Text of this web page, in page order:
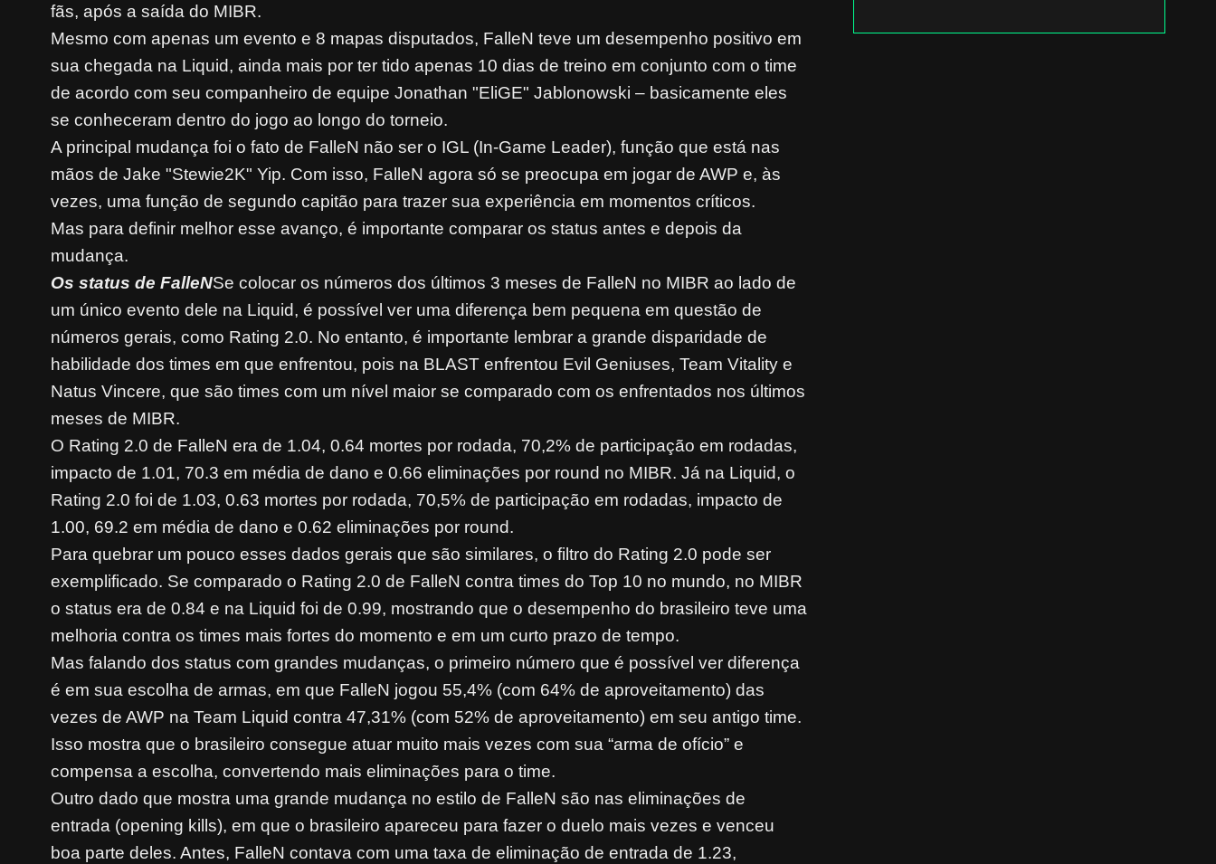
fãs, após a saída do MIBR.
Mesmo com apenas um evento e 8 mapas disputados, FalleN teve um desempenho positivo em
sua chegada na Liquid, ainda mais por ter tido apenas 10 dias de treino em conjunto com o time
de acordo com seu companheiro de equipe Jonathan "EliGE" Jablonowski – basicamente eles
se conheceram dentro do jogo ao longo do torneio.
A principal mudança foi o fato de FalleN não ser o IGL (In-Game Leader), função que está nas
mãos de Jake "Stewie2K" Yip. Com isso, FalleN agora só se preocupa em jogar de AWP e, às
vezes, uma função de segundo capitão para trazer sua experiência em momentos críticos.
Mas para definir melhor esse avanço, é importante comparar os status antes e depois da
mudança.
Os status de FalleNSe colocar os números dos últimos 3 meses de FalleN no MIBR ao lado de
um único evento dele na Liquid, é possível ver uma diferença bem pequena em questão de
números gerais, como Rating 2.0. No entanto, é importante lembrar a grande disparidade de
habilidade dos times em que enfrentou, pois na BLAST enfrentou Evil Geniuses, Team Vitality e
Natus Vincere, que são times com um nível maior se comparado com os enfrentados nos últimos
meses de MIBR.
O Rating 2.0 de FalleN era de 1.04, 0.64 mortes por rodada, 70,2% de participação em rodadas,
impacto de 1.01, 70.3 em média de dano e 0.66 eliminações por round no MIBR. Já na Liquid, o
Rating 2.0 foi de 1.03, 0.63 mortes por rodada, 70,5% de participação em rodadas, impacto de
1.00, 69.2 em média de dano e 0.62 eliminações por round.
Para quebrar um pouco esses dados gerais que são similares, o filtro do Rating 2.0 pode ser
exemplificado. Se comparado o Rating 2.0 de FalleN contra times do Top 10 no mundo, no MIBR
o status era de 0.84 e na Liquid foi de 0.99, mostrando que o desempenho do brasileiro teve uma
melhoria contra os times mais fortes do momento e em um curto prazo de tempo.
Mas falando dos status com grandes mudanças, o primeiro número que é possível ver diferença
é em sua escolha de armas, em que FalleN jogou 55,4% (com 64% de aproveitamento) das
vezes de AWP na Team Liquid contra 47,31% (com 52% de aproveitamento) em seu antigo time.
Isso mostra que o brasileiro consegue atuar muito mais vezes com sua “arma de ofício” e
compensa a escolha, convertendo mais eliminações para o time.
Outro dado que mostra uma grande mudança no estilo de FalleN são nas eliminações de
entrada (opening kills), em que o brasileiro apareceu para fazer o duelo mais vezes e venceu
boa parte deles. Antes, FalleN contava com uma taxa de eliminação de entrada de 1.23,